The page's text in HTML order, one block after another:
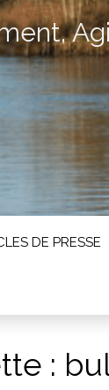
DE PRESSE
: